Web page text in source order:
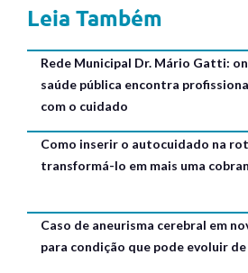
Leia Também
Rede Municipal Dr. Mário Gatti:
saúde pública encontra
com o cuidado
Como inserir o autocuidado na
transformá-lo em mais uma
Caso de aneurisma cerebral em
para condição que pode evoluir